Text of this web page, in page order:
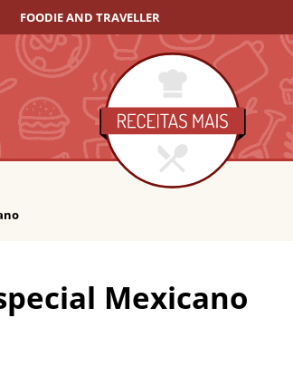
FOODIE AND TRAVELLER
Mexicano